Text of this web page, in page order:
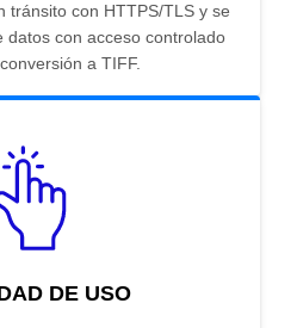
tránsito con HTTPS/TLS y se
datos con acceso controlado
a TIFF.
DE USO